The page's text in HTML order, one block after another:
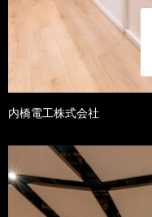
内橋電工株式会社